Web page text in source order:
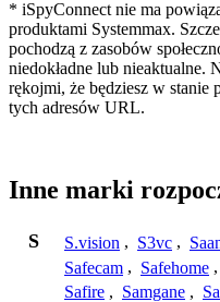
* iSpyConnect nie ma
produktami Systemmax.
pochodzą z zasobów
niedokładne lub nieaktualne.
rękojmi, że będziesz w stanie
tych adresów URL.
Inne marki
S S.vision , S3vc ,
Safecam , Safehome ,
Safire , Samgane ,